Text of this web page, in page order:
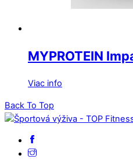
MYPROTEIN
Viac info
Back To Top